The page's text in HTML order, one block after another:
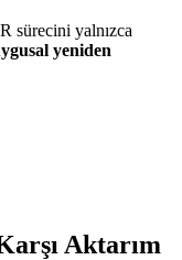
sürecini yalnızca
yeniden
Aktarım